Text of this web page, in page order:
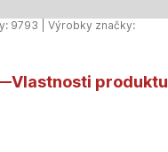
9793 | Výrobky značky:
Vlastnosti produktu